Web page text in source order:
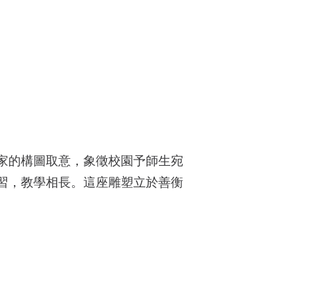
的構圖取意，象徵校園予師生宛
，教學相長。這座雕塑立於善衡